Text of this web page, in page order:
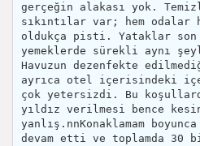
gerçeğin alakası yok.
sıkıntılar var; hem odalar
oldukça pisti. Yataklar son
yemeklerde sürekli aynı
Havuzun dezenfekte
ayrıca otel içerisindeki
çok yetersizdi. Bu
yıldız verilmesi bence
yanlış.nnKonaklamam
devam etti ve toplamda 30